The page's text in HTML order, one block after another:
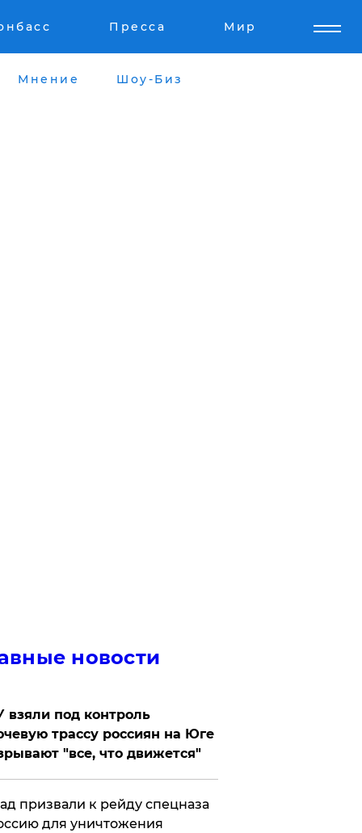
Пресса Мир
Мнение Шоу-Биз
новости
взяли под контроль
трассу россиян на Юге
"все, что движется"
призвали к рейду спецназа
для уничтожения